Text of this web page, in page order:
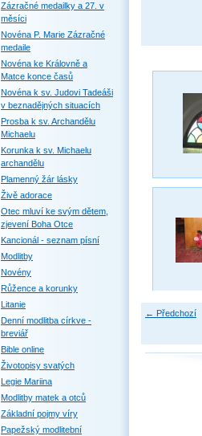
← Předchozí
Zázračné medailky a 27. v
měsíci
Novéna P. Marie Zázračné
medaile
Novéna ke Královně a
Matce konce časů
Novéna k sv. Judovi Tadeáši
v beznadějných situacích
Prosba k sv. Archandělu
Michaelu
Korunka k sv. Michaelu
archandělu
Plamenný žár lásky
Živě adorace
Otec mluví ke svým dětem,
zjevení Boha Otce
Kancionál - seznam písní
Modlitby
Novény
Růžence a korunky
Litanie
Denní modlitba církve -
breviář
Bible online
Životopisy svatých
Legie Mariina
Modlitby matek a otců
Základní pojmy víry
Papežský modlitební